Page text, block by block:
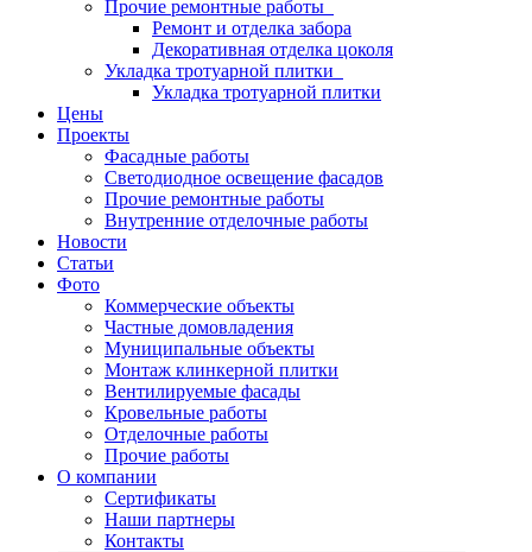
Прочие ремонтные работы
Ремонт и отделка забора
Декоративная отделка цоколя
Укладка тротуарной плитки
Укладка тротуарной плитки
Цены
Проекты
Фасадные работы
Светодиодное освещение фасадов
Прочие ремонтные работы
Внутренние отделочные работы
Новости
Статьи
Фото
Коммерческие объекты
Частные домовладения
Муниципальные объекты
Монтаж клинкерной плитки
Вентилируемые фасады
Кровельные работы
Отделочные работы
Прочие работы
О компании
Сертификаты
Наши партнеры
Контакты